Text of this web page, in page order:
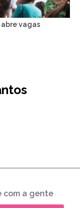
vagas
com a gente